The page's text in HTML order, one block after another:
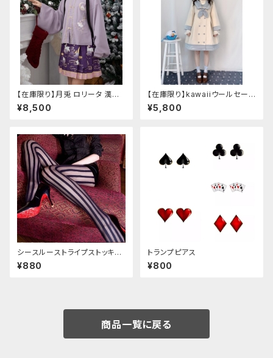
【在庫限り】月兎 ロリータ 漢服
ツーピース セットアップ チャイ
ナ風 華ロリ ロリィタ 刺繍 和柄
系 青文字系 ガーリー 大人可愛
い カジュアル ファッション 民族
風 コスプレ ロメルチェオ
¥8,500
【在庫限り】kawaiiウールセーラ
ージャケット(胸元リボン付き) M
サイズ
¥5,800
シースルーストライプストッキン
グ
¥880
トランプピアス
¥800
商品一覧に戻る